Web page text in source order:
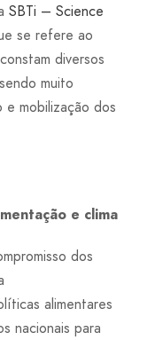
SBTi – Science
se refere ao
diversos
muito
e mobilização dos
e clima
dos
alimentares
nacionais para